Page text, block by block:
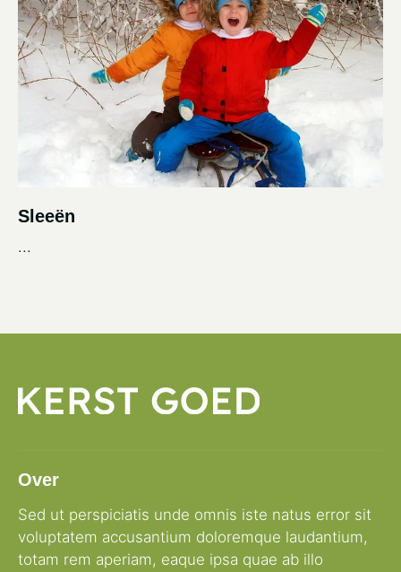
Sleeën
...
Over
Sed ut perspiciatis unde omnis iste natus error sit
voluptatem accusantium doloremque laudantium,
totam rem aperiam, eaque ipsa quae ab illo